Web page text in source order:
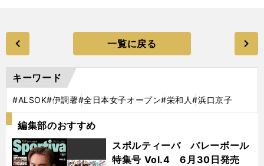
一覧に戻る
キーワード
#ALSOK#伊調馨#全日本女子オープン#栄和人#浜口京子
編集部のおすすめ
スポルティーバ バレーボール
特集号 Vol.4 6月30日発売